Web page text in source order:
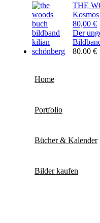
THE
80,00 €
Der
80.00 €
Home
Portfolio
Bücher & Kalender
Bilder kaufen